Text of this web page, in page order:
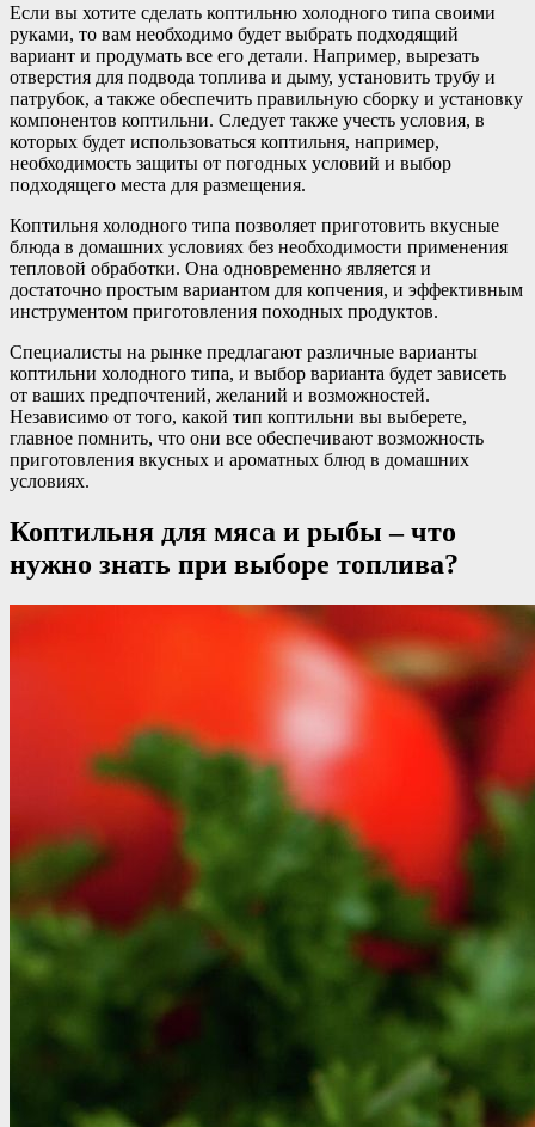
Если вы хотите сделать коптильню холодного типа своими
руками, то вам необходимо будет выбрать подходящий
вариант и продумать все его детали. Например, вырезать
отверстия для подвода топлива и дыму, установить трубу и
патрубок, а также обеспечить правильную сборку и установку
компонентов коптильни. Следует также учесть условия, в
которых будет использоваться коптильня, например,
необходимость защиты от погодных условий и выбор
подходящего места для размещения.
Коптильня холодного типа позволяет приготовить вкусные
блюда в домашних условиях без необходимости применения
тепловой обработки. Она одновременно является и
достаточно простым вариантом для копчения, и эффективным
инструментом приготовления походных продуктов.
Специалисты на рынке предлагают различные варианты
коптильни холодного типа, и выбор варианта будет зависеть
от ваших предпочтений, желаний и возможностей.
Независимо от того, какой тип коптильни вы выберете,
главное помнить, что они все обеспечивают возможность
приготовления вкусных и ароматных блюд в домашних
условиях.
Коптильня для мяса и рыбы – что
нужно знать при выборе топлива?